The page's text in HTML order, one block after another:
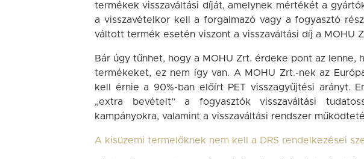
termékek visszaváltási díját, amelynek mértékét a
a visszavételkor kell a forgalmazó vagy a fogyasztó
váltott termék esetén viszont a visszaváltási díj a MOHU
Bár úgy tűnhet, hogy a MOHU Zrt. érdeke pont az lenne,
termékeket, ez nem így van. A MOHU Zrt.-nek az
kell érnie a 90%-ban előírt PET visszagyűjtési arányt.
„extra bevételt” a fogyasztók visszaváltási
kampányokra, valamint a visszaváltási rendszer
A kisüzemi termelőknek nem kell a DRS rendelkezései